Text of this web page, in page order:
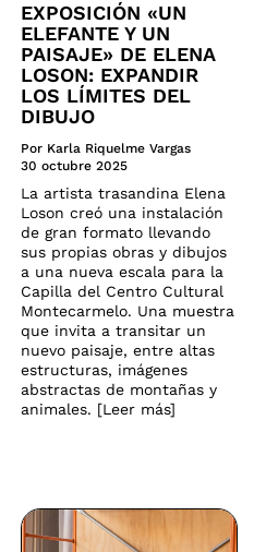
EXPOSICIÓN «UN
ELEFANTE Y UN
PAISAJE» DE ELENA
LOSON: EXPANDIR
LOS LÍMITES DEL
DIBUJO
Por Karla Riquelme Vargas
30 octubre 2025
La artista trasandina Elena
Loson creó una instalación
de gran formato llevando
sus propias obras y dibujos
a una nueva escala para la
Capilla del Centro Cultural
Montecarmelo. Una muestra
que invita a transitar un
nuevo paisaje, entre altas
estructuras, imágenes
abstractas de montañas y
animales. [Leer más]